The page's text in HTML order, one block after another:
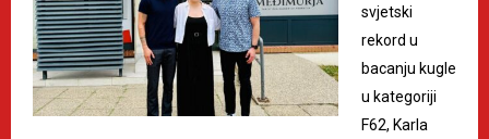
svjetski
rekord u
bacanju kugle
u kategoriji
F62, Karla